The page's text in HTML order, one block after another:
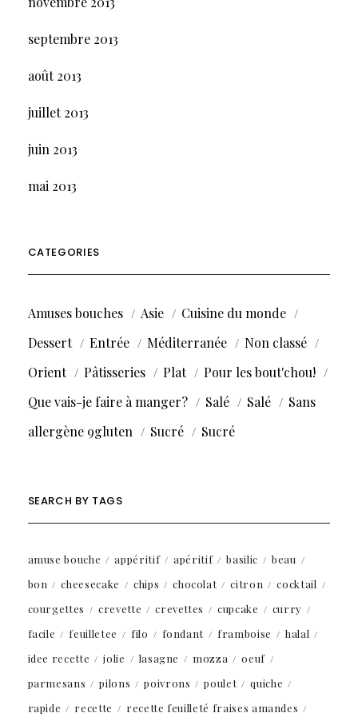
septembre 2013
août 2013
juillet 2013
juin 2013
mai 2013
CATEGORIES
Amuses bouches Asie
Cuisine du monde
Dessert
Entrée Méditerranée
Non classé
Orient
Pâtisseries Plat
Pour les bout'chou!
Que vais-je faire à manger?
Salé Salé
Sans
allergène 9gluten
Sucré Sucré
SEARCH BY TAGS
amuse bouche appéritif apéritif basilic
beau
bon
cheesecake chips chocolat citron
cocktail
courgettes
crevette crevettes cupcake
curry
facile
feuilletee filo fondant framboise
halal
idee recette
jolie lasagne mozza
oeuf
parmesans
pilons poivrons poulet
quiche
rapide
recette
recette feuilleté fraises amandes